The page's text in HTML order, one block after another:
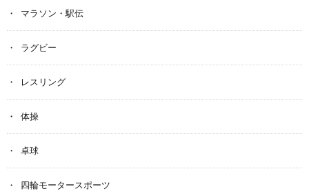
マラソン・駅伝
ラグビー
レスリング
体操
卓球
四輪モータースポーツ